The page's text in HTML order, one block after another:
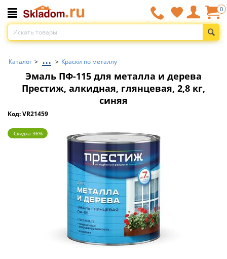
0
Каталог > ... > Краски по металлу
Эмаль ПФ-115 для металла и дерева
Престиж, алкидная, глянцевая, 2,8 кг,
синяя
Код: VR21459
Скидка 36%